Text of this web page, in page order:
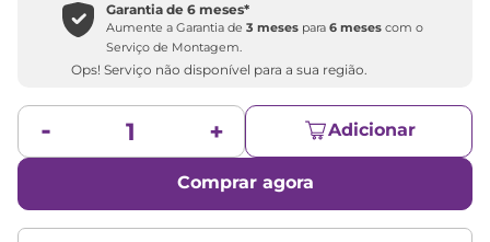
Garantia de6 meses*
Aumente a Garantia de3 meses para6 meses com o
Serviço de Montagem.
Ops! Serviço não disponível para a sua região.
Adicionar
Comprar agora